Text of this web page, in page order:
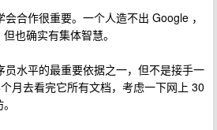
合作很重要。一个人造不出 Google ，
也确实有集体智慧。
水平的最重要依据之一，但不是接手一
月去看完它所有文档，考虑一下网上 30